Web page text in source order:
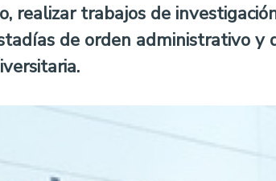
realizar trabajos de
de orden administrativo